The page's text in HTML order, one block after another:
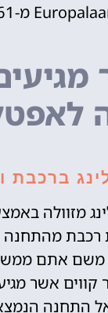
ברכבת
מזוולה
רכבת מהתחנה
משם אתם
אשר
התחנה